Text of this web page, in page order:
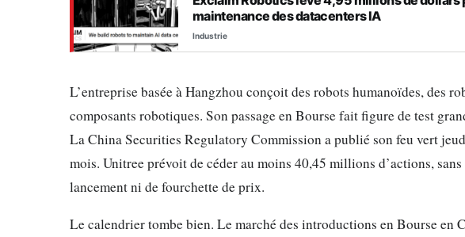
maintenance des datacenters IA
Industrie
L’entreprise basée à Hangzhou conçoit des robots humanoïdes, des
composants robotiques. Son passage en Bourse fait figure de test
La China Securities Regulatory Commission a publié son feu vert
mois. Unitree prévoit de céder au moins 40,45 millions d’actions,
lancement ni de fourchette de prix.
Le calendrier tombe bien. Le marché des introductions en Bourse en